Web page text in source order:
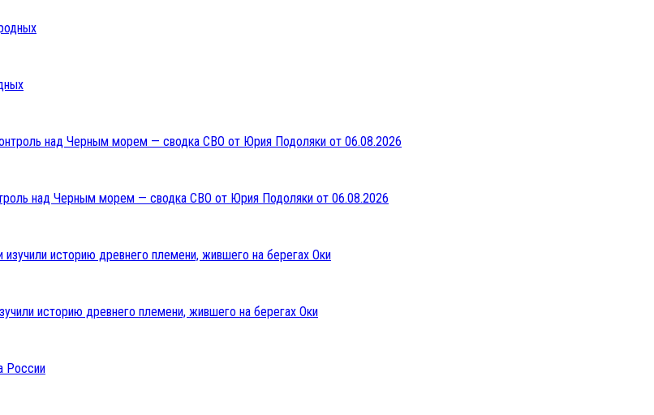
над Черным морем — сводка СВО от Юрия Подоляки от 06.08.2026
историю древнего племени, жившего на берегах Оки